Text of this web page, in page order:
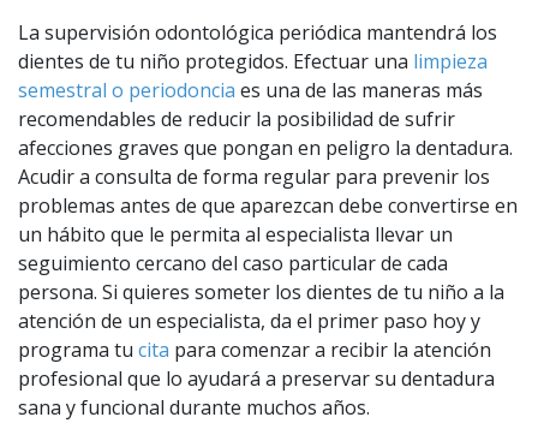
La supervisión odontológica periódica mantendrá los
dientes de tu niño protegidos. Efectuar una limpieza
semestral o periodoncia es una de las maneras más
recomendables de reducir la posibilidad de sufrir
afecciones graves que pongan en peligro la dentadura.
Acudir a consulta de forma regular para prevenir los
problemas antes de que aparezcan debe convertirse en
un hábito que le permita al especialista llevar un
seguimiento cercano del caso particular de cada
persona. Si quieres someter los dientes de tu niño a la
atención de un especialista, da el primer paso hoy y
programa tu cita para comenzar a recibir la atención
profesional que lo ayudará a preservar su dentadura
sana y funcional durante muchos años.